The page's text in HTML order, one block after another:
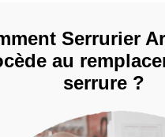
Serrurier
au
serrure ?